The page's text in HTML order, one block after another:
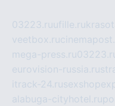
03223.ruufille.ru
veetbox.ru
mega-press.ru
eurovision-russia.ru
itrack-24.ru
alabuga-cityhotel.ru